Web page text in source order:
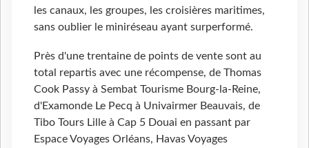
les canaux, les groupes, les croisières maritimes,
sans oublier le miniréseau ayant surperformé.
Près d'une trentaine de points de vente sont au
total repartis avec une récompense, de Thomas
Cook Passy à Sembat Tourisme Bourg-la-Reine,
d'Examonde Le Pecq à Univairmer Beauvais, de
Tibo Tours Lille à Cap 5 Douai en passant par
Espace Voyages Orléans, Havas Voyages